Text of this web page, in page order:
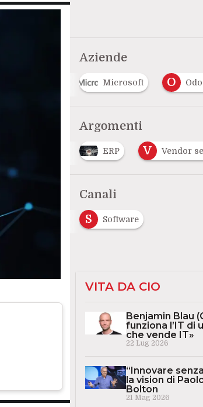
Aziende
Microsoft O
Argomenti
ERP V Vendor
Canali
S
Software
VITA DA CIO
Benjamin Blau
funziona l’IT di
che vende IT»
22 Lug 2026
“Innovare
la vision di
Bolton
21 Mag 2026